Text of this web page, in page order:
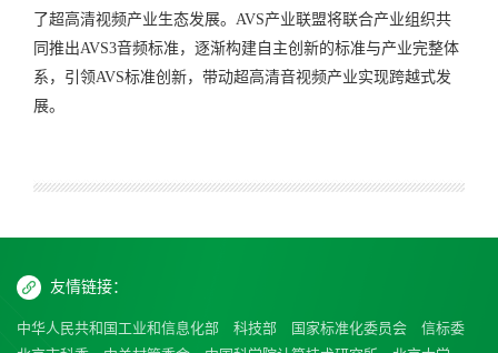
了超高清视频产业生态发展。AVS产业联盟将联合产业组织共
同推出AVS3音频标准，逐渐构建自主创新的标准与产业完整体
系，引领AVS标准创新，带动超高清音视频产业实现跨越式发
展。
友情链接：
中华人民共和国工业和信息化部 科技部 国家标准化委员会
信标委